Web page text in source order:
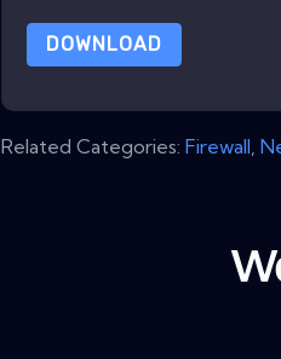
DOWNLOAD
Related Categories:Firewall ,